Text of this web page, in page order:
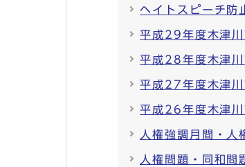
ヘイトスピーチ防
平成29年度木津
平成28年度木津
平成27年度木津
平成26年度木津
人権強調月間・人
人権問題・同和問